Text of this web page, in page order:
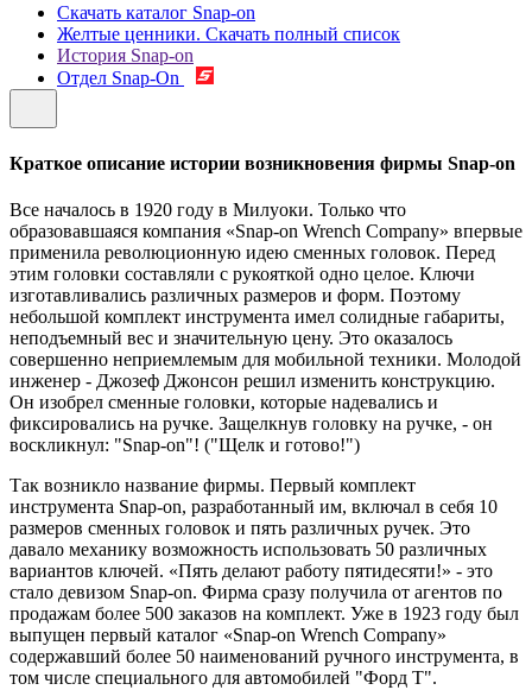
Скачать каталог Snap-on
Желтые ценники. Скачать полный список
История Snap-on
Отдел Snap-On
Краткое описание истории возникновения фирмы Snap-on
Все началось в 1920 году в Милуоки. Только что
образовавшаяся компания «Snap-on Wrench Company» впервые
применила революционную идею сменных головок. Перед
этим головки составляли с рукояткой одно целое. Ключи
изготавливались различных размеров и форм. Поэтому
небольшой комплект инструмента имел солидные габариты,
неподъемный вес и значительную цену. Это оказалось
совершенно неприемлемым для мобильной техники. Молодой
инженер - Джозеф Джонсон решил изменить конструкцию.
Он изобрел сменные головки, которые надевались и
фиксировались на ручке. Защелкнув головку на ручке, - он
воскликнул: "Snap-on"! ("Щелк и готово!")
Так возникло название фирмы. Первый комплект
инструмента Snap-on, разработанный им, включал в себя 10
размеров сменных головок и пять различных ручек. Это
давало механику возможность использовать 50 различных
вариантов ключей. «Пять делают работу пятидесяти!» - это
стало девизом Snap-on. Фирма сразу получила от агентов по
продажам более 500 заказов на комплект. Уже в 1923 году был
выпущен первый каталог «Snap-on Wrench Company»
содержавший более 50 наименований ручного инструмента, в
том числе специального для автомобилей "Форд Т".